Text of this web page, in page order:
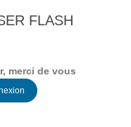
FLASH
merci de vous